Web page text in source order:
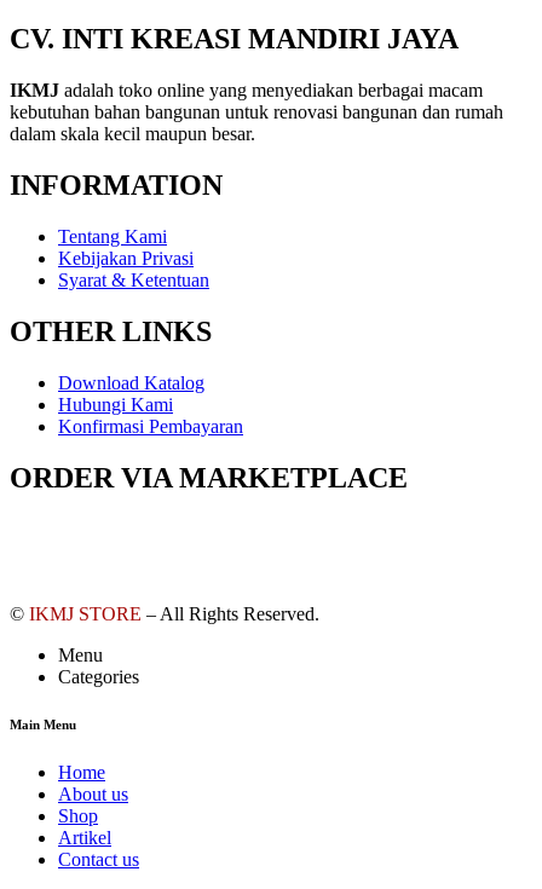
CV. INTI KREASI MANDIRI JAYA
IKMJ adalah toko online yang menyediakan berbagai macam
kebutuhan bahan bangunan untuk renovasi bangunan dan rumah
dalam skala kecil maupun besar.
INFORMATION
Tentang Kami
Kebijakan Privasi
Syarat & Ketentuan
OTHER LINKS
Download Katalog
Hubungi Kami
Konfirmasi Pembayaran
ORDER VIA MARKETPLACE
© IKMJ STORE – All Rights Reserved.
Menu
Categories
Main Menu
Home
About us
Shop
Artikel
Contact us